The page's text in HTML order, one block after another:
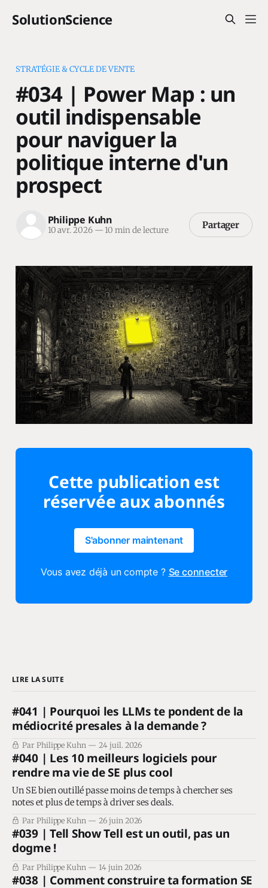
SolutionScience
STRATÉGIE & CYCLE DE VENTE
#034 | Power Map : un
outil indispensable
pour naviguer la
politique interne d'un
prospect
Philippe Kuhn
10 avr. 2026 —10 min de lecture Partager
Cette publication est
réservée aux abonnés
S'abonner maintenant
Vous avez déjà un compte ? Se connecter
LIRE LA SUITE
#041 | Pourquoi les LLMs te pondent de la
médiocrité presales à la demande ?
Par Philippe Kuhn 24 juil. 2026
#040 | Les 10 meilleurs logiciels pour
rendre ma vie de SE plus cool
Un SE bien outillé passe moins de temps à chercher ses
notes et plus de temps à driver ses deals.
Par Philippe Kuhn 26 juin 2026
#039 | Tell Show Tell est un outil, pas un
dogme !
Par Philippe Kuhn 14 juin 2026
#038 | Comment construire ta formation SE